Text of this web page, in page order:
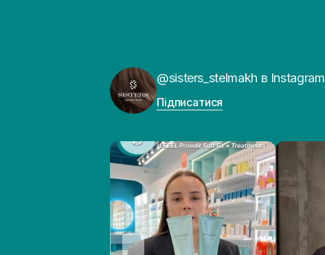
@sisters_stelmakh в Instagram
Підписатися